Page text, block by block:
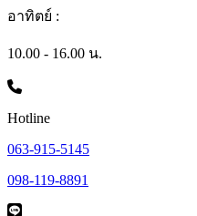
อาทิตย์ :
10.00 - 16.00 น.
Hotline
063-915-5145
098-119-8891